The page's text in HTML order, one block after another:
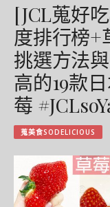
[JCL蒐好
度排行榜+
挑選方法
高的19款
莓
蒐美食SODELICIOUS